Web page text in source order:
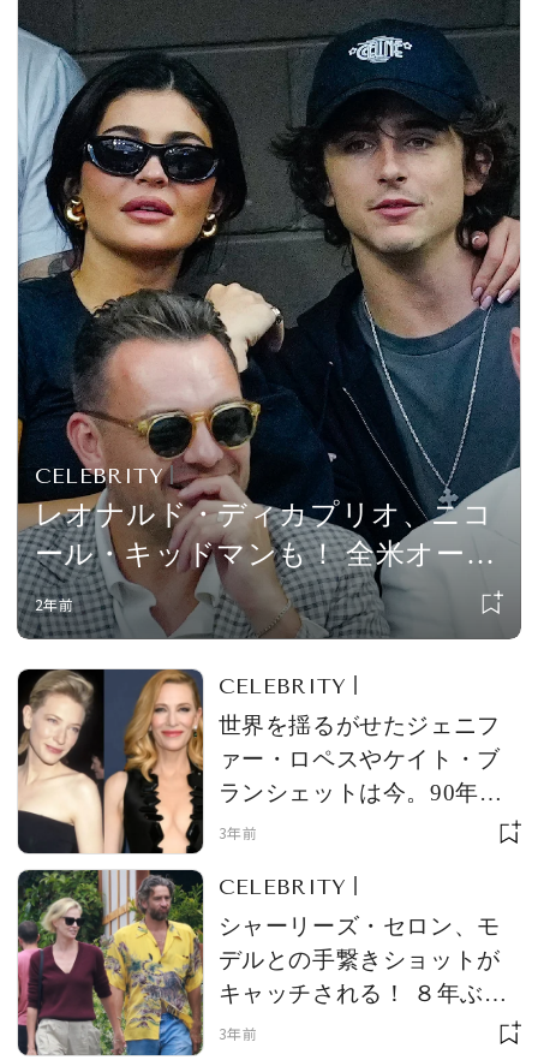
CELEBRITY
レオナルド・ディカプリオ、ニコ
ール・キッドマンも！ 全米オープ
ンテニス決勝戦の観客席がレッド
カーペット並みの豪華さに
2年前
CELEBRITY
世界を揺るがせたジェニフ
ァー・ロペスやケイト・ブ
ランシェットは今。90年代
を代表するセレブ17名の波
ォーカス！
3年前
CELEBRITY
シャーリーズ・セロン、モ
デルとの手繋きショットが
キャッチされる！ ８年ぶり
の真剣交際と話題に
3年前